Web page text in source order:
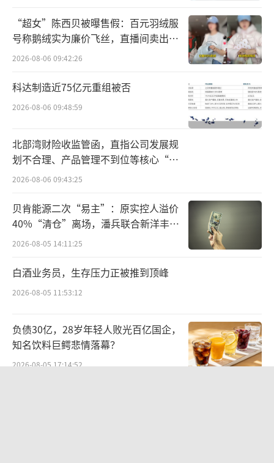
增长59.17%；归母净利润为13.45亿元，同比
增长358.09%。进入2026年，公司业绩继续保
持增长态势，2026年一季度公司营收为166.34
亿元，同比增长53.73%；归母净利润为6.3亿
元，同比增长193.12%。
值得注意的是，万辰集团的门店扩张步伐
已经放缓，2025年全年公司净新增门店4118
家，较2024年净增长9470家同比下降约56.
5%；闭店数量则同比增长96.7%至602家，且
主要集中在门店占比最高的华东及华中地区。
事实上，随着鸣鸣很忙、万辰集团双双突
破万店规模，量贩零食赛道正逐渐从野蛮生长
转入存量博弈阶段，行业天花板逐渐显现。林
放缓的必然之举，当下零食量贩赛道正在进入
瓶颈期，发展天花板很明显，发展全品类硬折
扣超市是相对比较容易延伸的模式，因为供应
“超女”陈西贝被曝售假：百元羽绒服
号称鹅绒实为廉价飞丝，直播间卖出超
百万元
2026-08-06 09:42:26
科达制造近75亿元重组被否
2026-08-06 09:48:59
北部湾财险收监管函，直指公司发展规
划不合理、产品管理不到位等核心“痛
点”
2026-08-06 09:43:25
贝肯能源二次“易主”：原实控人溢价
40%“清仓”离场，潘兵联合新洋丰、
宏科百世拟入主
2026-08-05 14:11:25
白酒业务员，生存压力正被推到顶峰
2026-08-05 11:53:12
负债30亿，28岁年轻人败光百亿国企，
知名饮料巨鳄悲情落幕？
2026-08-05 17:14:52